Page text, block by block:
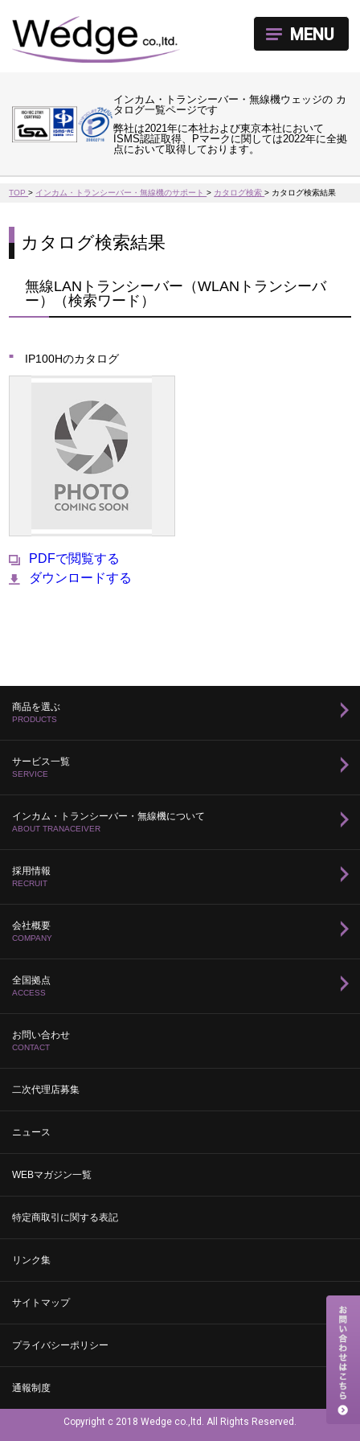
インカム・トランシーバー・無線機ウェッジの カ
タログ一覧ページです
弊社は2021年に本社および東京本社において
ISMS認証取得、Pマークに関しては2022年に全拠
点において取得しております。
MENU
TOP> インカム・トランシーバー・無線機のサポート> カタログ検索> カタログ検索結果
カタログ検索結果
無線LANトランシーバー（WLANトランシーバ
ー）（検索ワード）
IP100Hのカタログ
PDFで閲覧する
ダウンロードする
商品を選ぶ
PRODUCTS
サービス一覧
SERVICE
インカム・トランシーバー・無線機について
ABOUT TRANACEIVER
採用情報
RECRUIT
会社概要
COMPANY
全国拠点
ACCESS
お問い合わせ
CONTACT
二次代理店募集
ニュース
WEBマガジン一覧
特定商取引に関する表記
リンク集
サイトマップ
プライバシーポリシー
通報制度
Copyright c 2018 Wedge co.,ltd. All Rights Reserved.